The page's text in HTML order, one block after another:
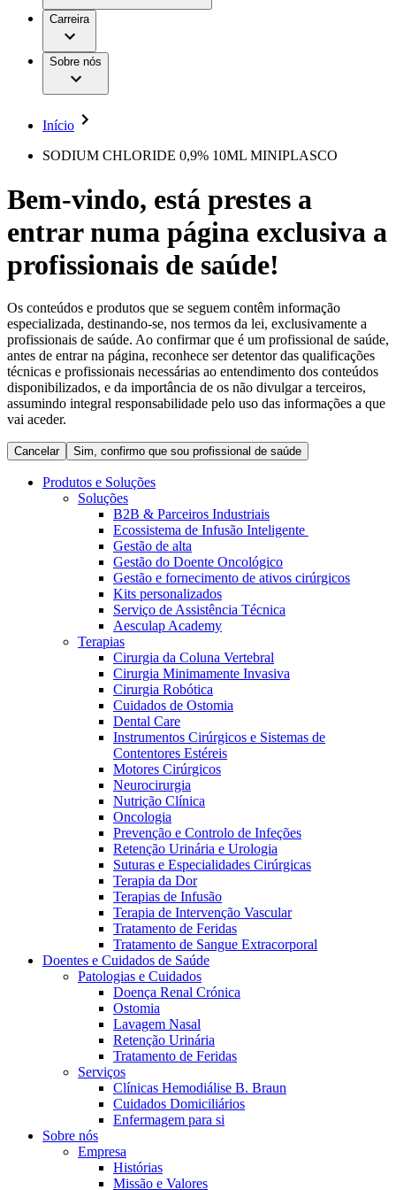
Aesculap Academy
Contentores Estéreis
Neurocirurgia
Nutrição Clínica
Prevenção e Controlo de Infeções
Retenção Urinária e Urologia
Suturas e Especialidades Cirúrgicas
Terapias de Infusão
Terapia de Intervenção Vascular
Tratamento de Feridas
Tratamento de Sangue Extracorporal
Soluções
Terapias
Catálogo de Produtos
Encontre o produto que procura. Visite o catálogo de produtos
da B. Braun com o nosso portfólio completo.
Patologias e Cuidados
Serviços
Cuidados Domiciliários
Coordenamos os seus cuidados médicos quando recebe alta
do hospital. Para mais informações, visite a nossa página de
cuidados domiciliários.
Trabalhar na B. Braun
Oportunidades de emprego
A nossa cultura
Vagas disponíveis
Descubra as tuas oportunidades de carreira na B. Braun.
Pesquise no nosso mercado de trabalho global por perfis de
trabalho interessantes.
Centro de Inovação
Responsabilidade
Acesso aos Cuidados de Saúde
Comunicados de Imprensa
Contactos
Formulário de Contacto
Empresa
Responsabilidade
Media
Centro de Inovação
Vamos impulsionar juntos a inovação na tecnologia médica.
Saiba mais sobre o nosso centro de inovação e apresente a sua
Contactos
Em diálogo com a B. Braun. Entre em contacto connosco
Carreira
Sobre nós
Início
SODIUM CHLORIDE 0,9% 10ML MINIPLASCO
Bem-vindo, está prestes a
entrar numa página exclusiva a
profissionais de saúde!
Os conteúdos e produtos que se seguem contêm informação
especializada, destinando-se, nos termos da lei, exclusivamente a
profissionais de saúde. Ao confirmar que é um profissional de saúde,
antes de entrar na página, reconhece ser detentor das qualificações
técnicas e profissionais necessárias ao entendimento dos conteúdos
disponibilizados, e da importância de os não divulgar a terceiros,
assumindo integral responsabilidade pelo uso das informações a que
vai aceder.
Cancelar Sim, confirmo que sou profissional de saúde
Produtos e Soluções
Soluções
B2B & Parceiros Industriais
Ecossistema de Infusão Inteligente
Gestão de alta
Gestão do Doente Oncológico
Gestão e fornecimento de ativos cirúrgicos
Kits personalizados
Serviço de Assistência Técnica
Aesculap Academy
Terapias
Cirurgia da Coluna Vertebral
Cirurgia Minimamente Invasiva
Cirurgia Robótica
Cuidados de Ostomia
Dental Care
Instrumentos Cirúrgicos e Sistemas de
Contentores Estéreis
Motores Cirúrgicos
Neurocirurgia
Nutrição Clínica
Oncologia
Prevenção e Controlo de Infeções
Retenção Urinária e Urologia
Suturas e Especialidades Cirúrgicas
Terapia da Dor
Terapias de Infusão
Terapia de Intervenção Vascular
Tratamento de Feridas
Tratamento de Sangue Extracorporal
Doentes e Cuidados de Saúde
Patologias e Cuidados
Doença Renal Crónica
Ostomia
Lavagem Nasal
Retenção Urinária
Tratamento de Feridas
Serviços
Clínicas Hemodiálise B. Braun
Cuidados Domiciliários
Enfermagem para si
Sobre nós
Empresa
Histórias
Missão e Valores